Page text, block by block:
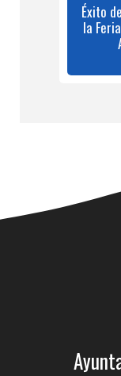
Éxito
la